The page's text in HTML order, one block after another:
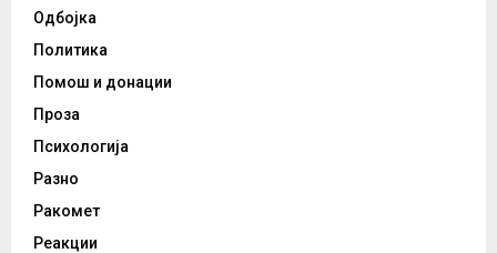
Одбојка
Политика
Помош и донации
Проза
Психологија
Разно
Ракомет
Реакции